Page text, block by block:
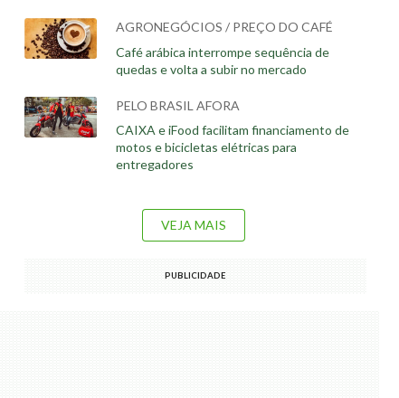
AGRONEGÓCIOS / PREÇO DO CAFÉ
Café arábica interrompe sequência de
quedas e volta a subir no mercado
PELO BRASIL AFORA
CAIXA e iFood facilitam financiamento de
motos e bicicletas elétricas para
entregadores
VEJA MAIS
PUBLICIDADE